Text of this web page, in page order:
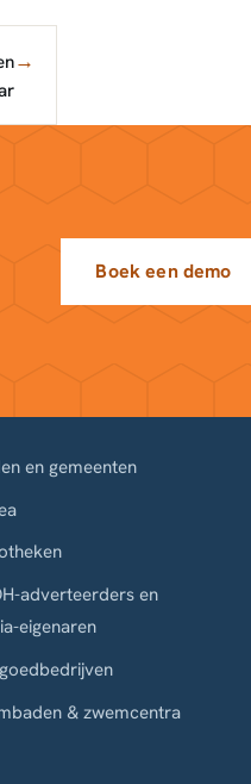
→
Boek een demo
en gemeenten
adverteerders en
eigenaren
& zwemcentra